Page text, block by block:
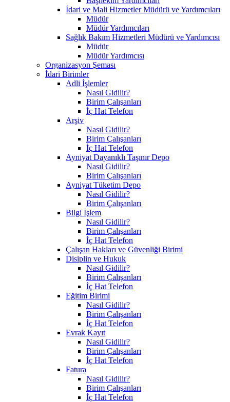
İdari ve Mali Hizmetler Müdürü ve Yardımcıları
Müdür
Müdür Yardımcıları
Sağlık Bakım Hizmetleri Müdürü ve Yardımcısı
Müdür
Müdür Yardımcısı
Organizasyon Şeması
İdari Birimler
Adli İşlemler
Nasıl Gidilir?
Birim Çalışanları
İç Hat Telefon
Arşiv
Nasıl Gidilir?
Birim Çalışanları
İç Hat Telefon
Ayniyat Dayanıklı Taşınır Depo
Nasıl Gidilir?
Birim Çalışanları
Ayniyat Tüketim Depo
Nasıl Gidilir?
Birim Çalışanları
Bilgi İşlem
Nasıl Gidilir?
Birim Çalışanları
İç Hat Telefon
Çalışan Hakları ve Güvenliği Birimi
Disiplin ve Hukuk
Nasıl Gidilir?
Birim Çalışanları
İç Hat Telefon
Eğitim Birimi
Nasıl Gidilir?
Birim Çalışanları
İç Hat Telefon
Evrak Kayıt
Nasıl Gidilir?
Birim Çalışanları
İç Hat Telefon
Fatura
Nasıl Gidilir?
Birim Çalışanları
İç Hat Telefon